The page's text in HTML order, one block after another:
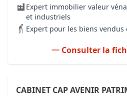
Expert immobilier valeur
et industriels
Expert pour les biens vendus
Consulter la
CABINET CAP AVENIR